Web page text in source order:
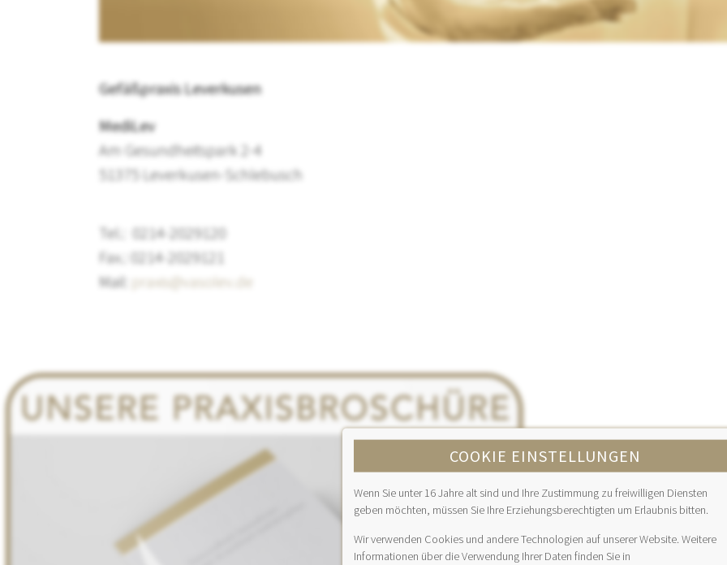
Gefäßpraxis Leverkusen
MediLev
Am Gesundheitspark 2-4
51375 Leverkusen-Schlebusch
Tel.: 0214-2029120
Fax.: 0214-2029121
Mail:
praxis@vasolev.de
COOKIE EINSTELLUNGEN
Wenn Sie unter 16 Jahre alt sind und Ihre Zustimmung zu freiwilligen Diensten
geben möchten, müssen Sie Ihre Erziehungsberechtigten um Erlaubnis bitten.
Wir verwenden Cookies und andere Technologien auf unserer Website. Weitere
Informationen über die Verwendung Ihrer Daten finden Sie in